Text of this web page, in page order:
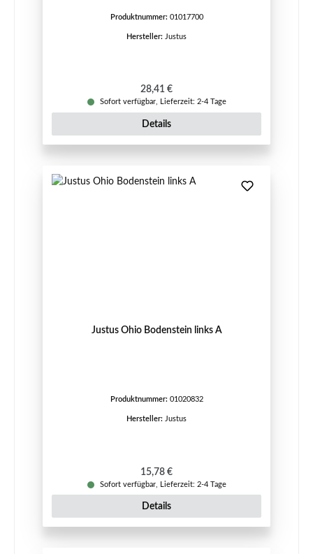
Produktnummer: 01017700
Hersteller: Justus
Regulärer Preis:
28,41 €
Sofort verfügbar, Lieferzeit: 2-4 Tage
Details
Justus Ohio Bodenstein links A
Produktnummer: 01020832
Hersteller: Justus
Regulärer Preis:
15,78 €
Sofort verfügbar, Lieferzeit: 2-4 Tage
Details